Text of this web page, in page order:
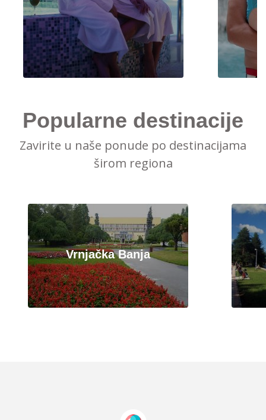
Popularne destinacije
Zavirite u naše ponude po destinacijama
širom regiona
Vrnjačka Banja